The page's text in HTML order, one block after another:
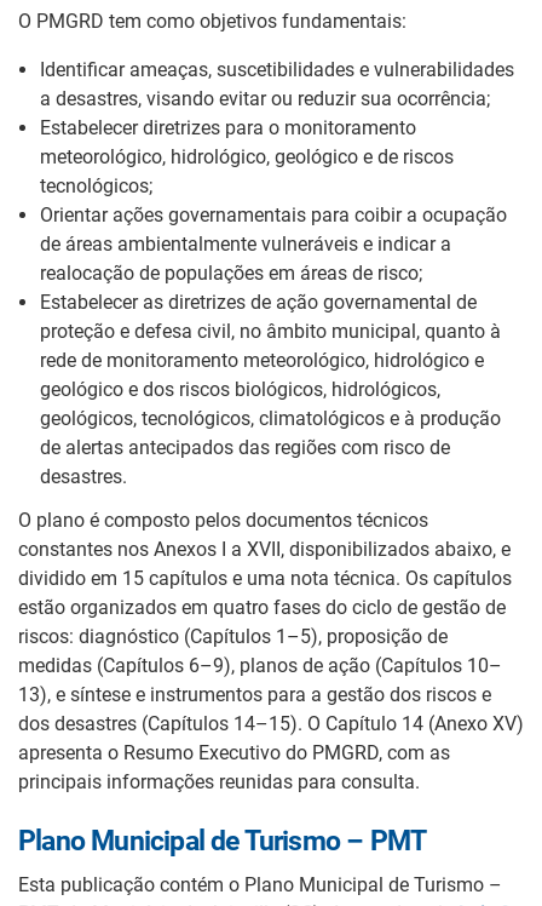
O PMGRD tem como objetivos fundamentais:
Identificar ameaças, suscetibilidades e vulnerabilidades
a desastres, visando evitar ou reduzir sua ocorrência;
Estabelecer diretrizes para o monitoramento
meteorológico, hidrológico, geológico e de riscos
tecnológicos;
Orientar ações governamentais para coibir a ocupação
de áreas ambientalmente vulneráveis e indicar a
realocação de populações em áreas de risco;
Estabelecer as diretrizes de ação governamental de
proteção e defesa civil, no âmbito municipal, quanto à
rede de monitoramento meteorológico, hidrológico e
geológico e dos riscos biológicos, hidrológicos,
geológicos, tecnológicos, climatológicos e à produção
de alertas antecipados das regiões com risco de
desastres.
O plano é composto pelos documentos técnicos
constantes nos Anexos I a XVII, disponibilizados abaixo, e
dividido em 15 capítulos e uma nota técnica. Os capítulos
estão organizados em quatro fases do ciclo de gestão de
riscos: diagnóstico (Capítulos 1–5), proposição de
medidas (Capítulos 6–9), planos de ação (Capítulos 10–
13), e síntese e instrumentos para a gestão dos riscos e
dos desastres (Capítulos 14–15). O Capítulo 14 (Anexo XV)
apresenta o Resumo Executivo do PMGRD, com as
principais informações reunidas para consulta.
Plano Municipal de Turismo – PMT
Esta publicação contém o Plano Municipal de Turismo –